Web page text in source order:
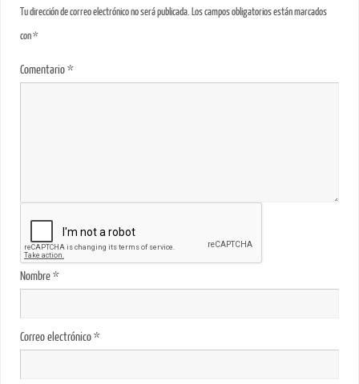
Tu dirección de correo electrónico no será publicada. Los campos obligatorios están marcados
con*
Comentario*
Nombre*
Correo electrónico*